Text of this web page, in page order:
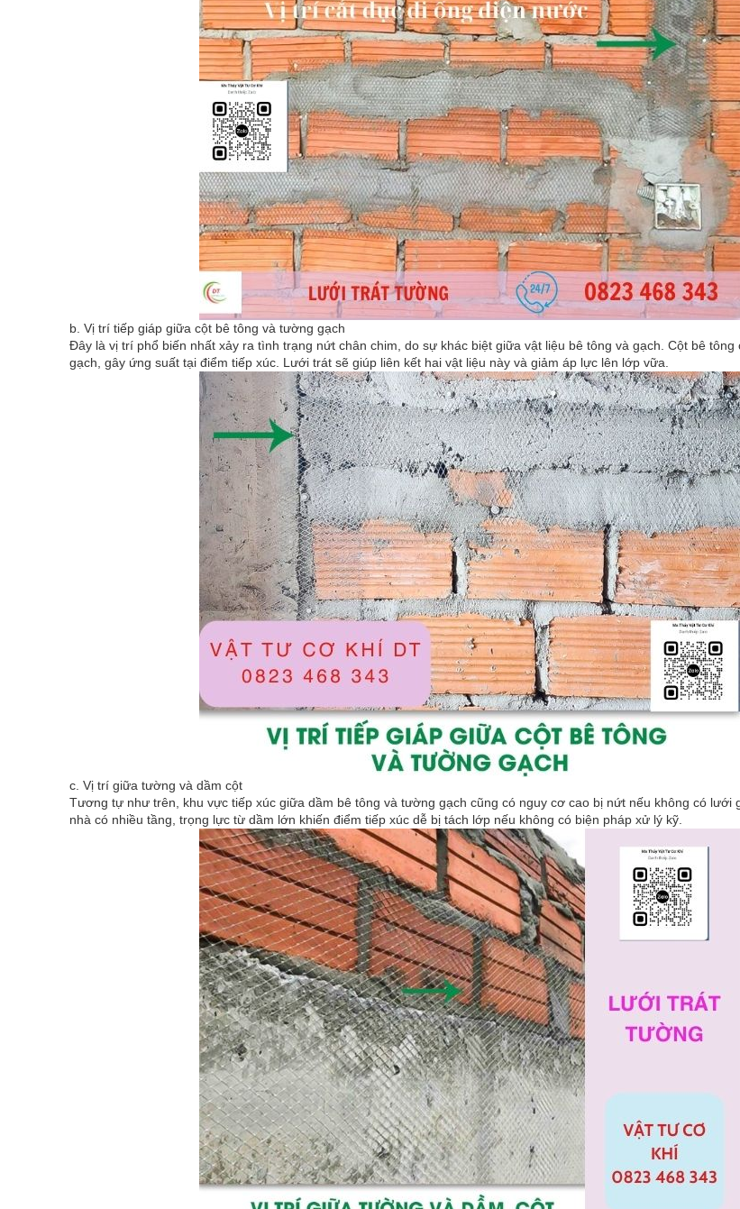
b. Vị trí tiếp giáp giữa cột bê tông và tường gạch
Đây là vị trí phổ biến nhất xảy ra tình trạng nứt chân chim, do sự khác biệt giữa vật liệu bê tông và gạch. Cột bê tông
gạch, gây ứng suất tại điểm tiếp xúc. Lưới trát sẽ giúp liên kết hai vật liệu này và giảm áp lực lên lớp vữa.
c. Vị trí giữa tường và dầm cột
Tương tự như trên, khu vực tiếp xúc giữa dầm bê tông và tường gạch cũng có nguy cơ cao bị nứt nếu không có lưới
nhà có nhiều tầng, trọng lực từ dầm lớn khiến điểm tiếp xúc dễ bị tách lớp nếu không có biện pháp xử lý kỹ.